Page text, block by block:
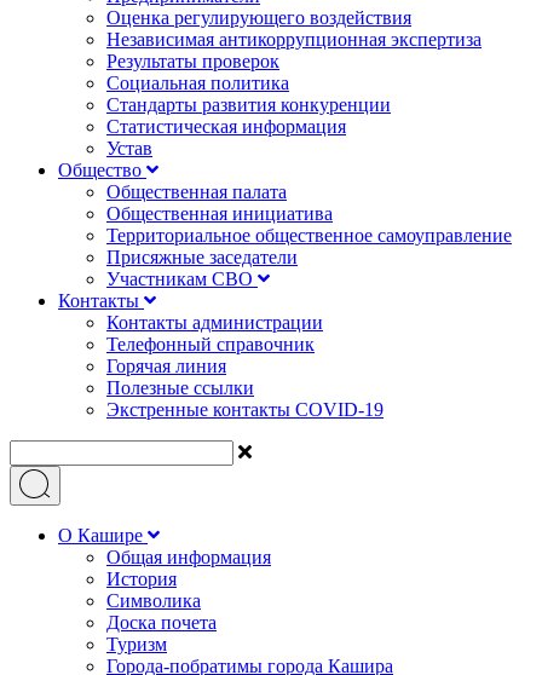
Оценка регулирующего воздействия
Независимая антикоррупционная экспертиза
Результаты проверок
Социальная политика
Стандарты развития конкуренции
Статистическая информация
Устав
Общество
Общественная палата
Общественная инициатива
Территориальное общественное самоуправление
Присяжные заседатели
Участникам СВО
Контакты
Контакты администрации
Телефонный справочник
Горячая линия
Полезные ссылки
Экстренные контакты COVID-19
О Кашире
Общая информация
История
Символика
Доска почета
Туризм
Города-побратимы города Кашира